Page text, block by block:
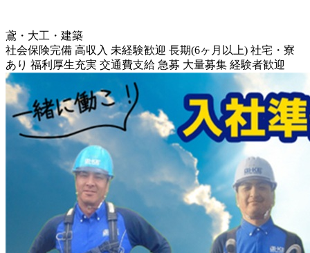
鳶・大工・建築
社会保険完備 高収入 未経験歓迎 長期(6ヶ月以上) 社宅・寮
あり 福利厚生充実 交通費支給 急募 大量募集 経験者歓迎